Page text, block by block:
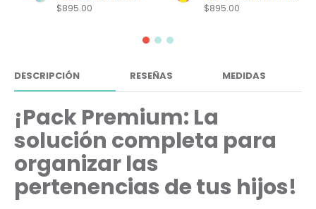
$895.00 $895.00
DESCRIPCIÓN RESEÑAS MEDIDAS
¡Pack Premium: La
solución completa para
organizar las
pertenencias de tus hijos!